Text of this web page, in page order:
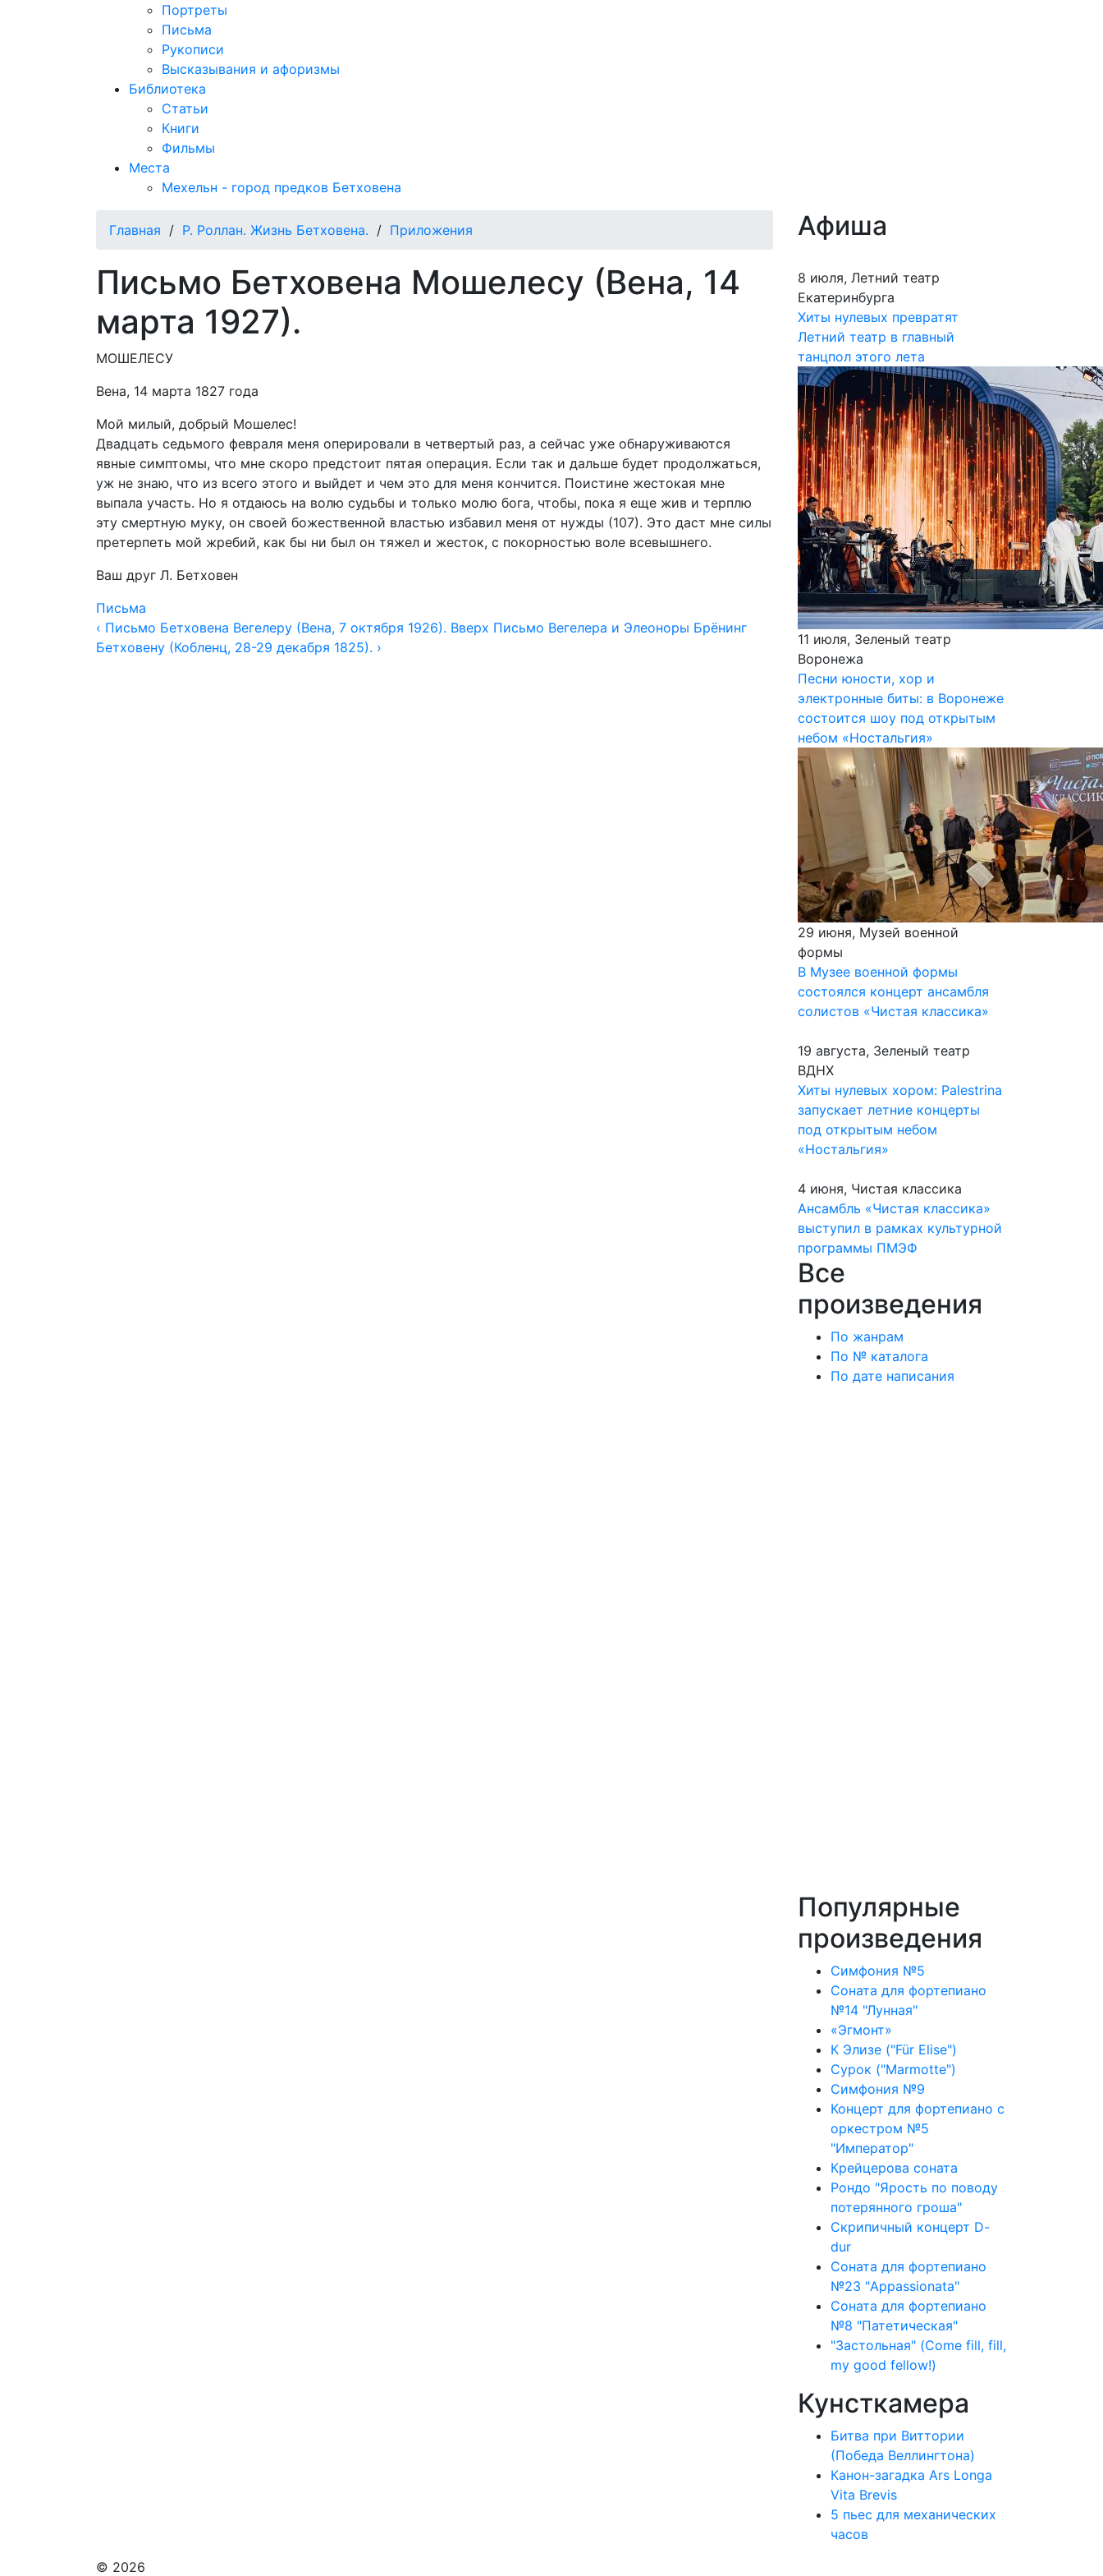
Портреты
Письма
Рукописи
Высказывания и афоризмы
Библиотека
Статьи
Книги
Фильмы
Места
Мехельн - город предков Бетховена
Главная / Р. Роллан. Жизнь Бетховена. / Приложения
Письмо Бетховена Мошелесу (Вена, 14
марта 1927).
МОШЕЛЕСУ
Вена, 14 марта 1827 года
Мой милый, добрый Мошелес!
Двадцать седьмого февраля меня оперировали в четвертый раз, а сейчас уже обнаруживаются
явные симптомы, что мне скоро предстоит пятая операция. Если так и дальше будет продолжаться,
уж не знаю, что из всего этого и выйдет и чем это для меня кончится. Поистине жестокая мне
выпала участь. Но я отдаюсь на волю судьбы и только молю бога, чтобы, пока я еще жив и терплю
эту смертную муку, он своей божественной властью избавил меня от нужды (107). Это даст мне силы
претерпеть мой жребий, как бы ни был он тяжел и жесток, с покорностью воле всевышнего.
Ваш друг Л. Бетховен
Письма
‹ Письмо Бетховена Вегелеру (Вена, 7 октября 1926). Вверх Письмо Вегелера и Элеоноры Брёнинг
Бетховену (Кобленц, 28-29 декабря 1825). ›
Афиша
8 июля, Летний театр
Екатеринбурга
Хиты нулевых превратят
Летний театр в главный
танцпол этого лета
11 июля, Зеленый театр
Воронежа
Песни юности, хор и
электронные биты: в Воронеже
состоится шоу под открытым
небом «Ностальгия»
29 июня, Музей военной
формы
В Музее военной формы
состоялся концерт ансамбля
солистов «Чистая классика»
19 августа, Зеленый театр
ВДНХ
Хиты нулевых хором: Palestrina
запускает летние концерты
под открытым небом
«Ностальгия»
4 июня, Чистая классика
Ансамбль «Чистая классика»
выступил в рамках культурной
программы ПМЭФ
Все
произведения
По жанрам
По № каталога
По дате написания
Популярные
произведения
Симфония №5
Соната для фортепиано
№14 "Лунная"
«Эгмонт»
К Элизе ("Für Elise")
Сурок ("Marmotte")
Симфония №9
Концерт для фортепиано с
оркестром №5
"Император"
Крейцерова соната
Рондо "Ярость по поводу
потерянного гроша"
Скрипичный концерт D-
dur
Соната для фортепиано
№23 "Appassionata"
Соната для фортепиано
№8 "Патетическая"
"Застольная" (Come fill, fill,
my good fellow!)
Кунсткамера
Битва при Виттории
(Победа Веллингтона)
Канон-загадка Ars Longa
Vita Brevis
5 пьес для механических
часов
© 2026